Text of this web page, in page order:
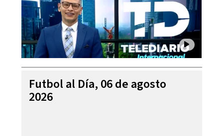
Futbol al Día, 06 de agosto
2026